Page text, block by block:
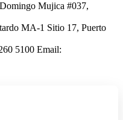
Mujica #037,
MA-1 Sitio 17, Puerto
5100 Email: